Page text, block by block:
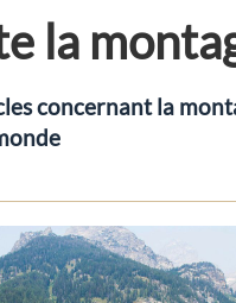
la
concernant la